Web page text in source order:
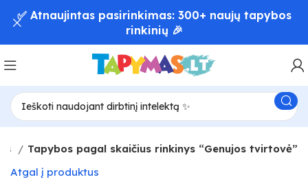
Tapybos pagal skaičius rinkinys “Genujos tvirtovė”
Atgal į produktus
✅ Atnaujintas pasirinkimas: 300+ naujų tapybos
rinkinių 🎉